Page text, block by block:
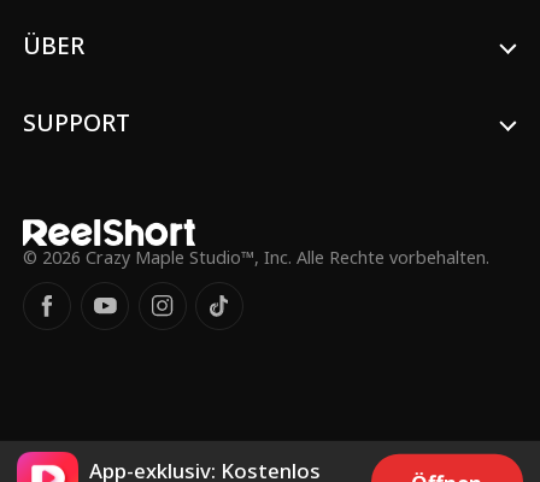
ÜBER
SUPPORT
© 2026 Crazy Maple Studio™, Inc. Alle Rechte vorbehalten.
App-exklusiv: Kostenlos